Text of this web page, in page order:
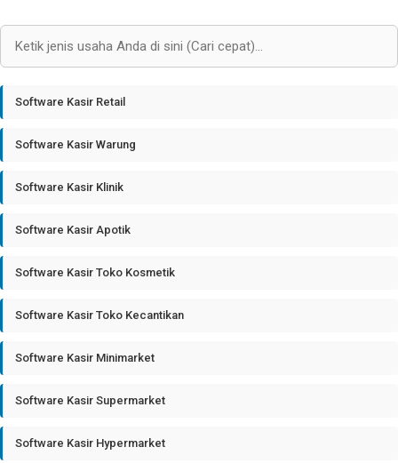
Software Kasir Retail
Software Kasir Warung
Software Kasir Klinik
Software Kasir Apotik
Software Kasir Toko Kosmetik
Software Kasir Toko Kecantikan
Software Kasir Minimarket
Software Kasir Supermarket
Software Kasir Hypermarket